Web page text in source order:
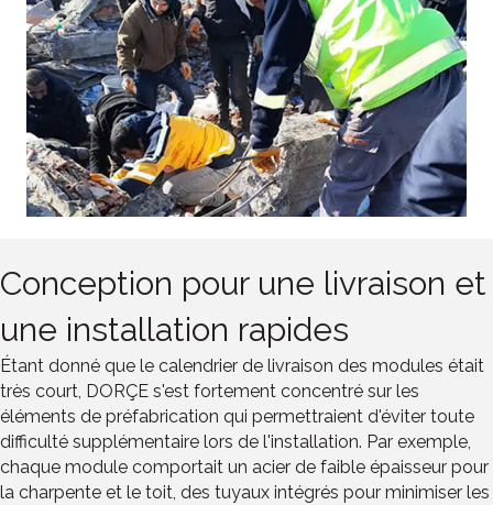
Conception pour une livraison et
une installation rapides
Étant donné que le calendrier de livraison des modules était
très court, DORÇE s'est fortement concentré sur les
éléments de préfabrication qui permettraient d'éviter toute
difficulté supplémentaire lors de l'installation. Par exemple,
chaque module comportait un acier de faible épaisseur pour
la charpente et le toit, des tuyaux intégrés pour minimiser les